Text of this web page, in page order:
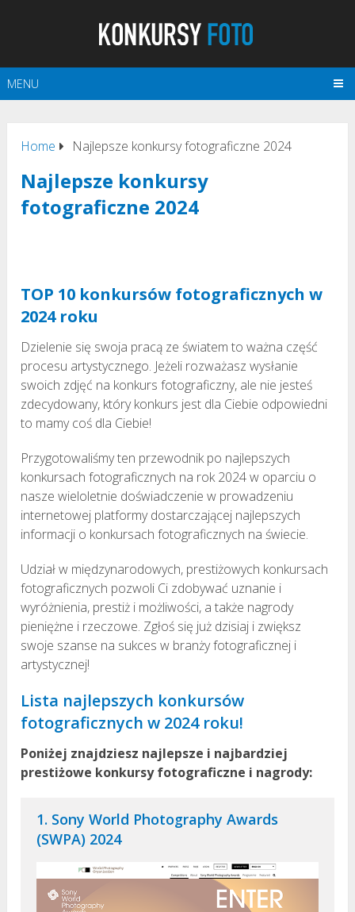
MENU
Home Najlepsze konkursy fotograficzne 2024
Najlepsze konkursy
fotograficzne 2024
TOP 10 konkursów fotograficznych w
2024 roku
Dzielenie się swoja pracą ze światem to ważna część
procesu artystycznego. Jeżeli rozważasz wysłanie
swoich zdjęć na konkurs fotograficzny, ale nie jesteś
zdecydowany, który konkurs jest dla Ciebie odpowiedni
to mamy coś dla Ciebie!
Przygotowaliśmy ten przewodnik po najlepszych
konkursach fotograficznych na rok 2024 w oparciu o
nasze wieloletnie doświadczenie w prowadzeniu
internetowej platformy dostarczającej najlepszych
informacji o konkursach fotograficznych na świecie.
Udział w międzynarodowych, prestiżowych konkursach
fotograficznych pozwoli Ci zdobywać uznanie i
wyróżnienia, prestiż i możliwości, a także nagrody
pieniężne i rzeczowe. Zgłoś się już dzisiaj i zwiększ
swoje szanse na sukces w branży fotograficznej i
artystycznej!
Lista najlepszych konkursów
fotograficznych w 2024 roku!
Poniżej znajdziesz najlepsze i najbardziej
prestiżowe konkursy fotograficzne i nagrody:
1. Sony World Photography Awards
(SWPA) 2024